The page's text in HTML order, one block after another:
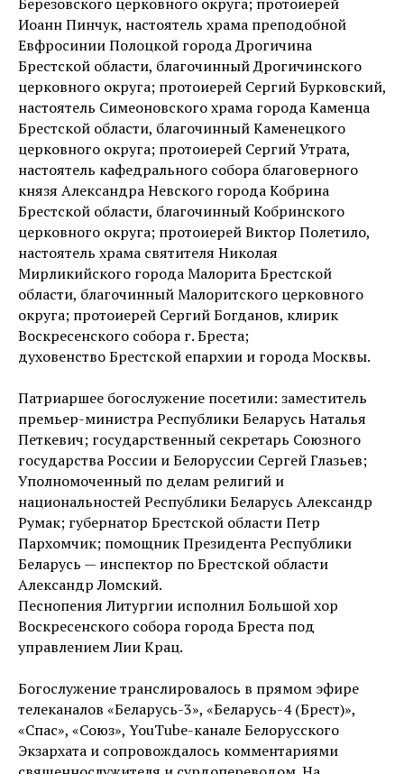
Иоанн Пинчук, настоятель храма преподобной
Евфросинии Полоцкой города Дрогичина
Брестской области, благочинный Дрогичинского
церковного округа; протоиерей Сергий Бурковский,
настоятель Симеоновского храма города Каменца
Брестской области, благочинный Каменецкого
церковного округа; протоиерей Сергий Утрата,
настоятель кафедрального собора благоверного
князя Александра Невского города Кобрина
Брестской области, благочинный Кобринского
церковного округа; протоиерей Виктор Полетило,
настоятель храма святителя Николая
Мирликийского города Малорита Брестской
области, благочинный Малоритского церковного
округа; протоиерей Сергий Богданов, клирик
Воскресенского собора г. Бреста;
духовенство Брестской епархии и города Москвы.
Патриаршее богослужение посетили: заместитель
премьер-министра Республики Беларусь Наталья
Петкевич; государственный секретарь Союзного
государства России и Белоруссии Сергей Глазьев;
Уполномоченный по делам религий и
национальностей Республики Беларусь Александр
Румак; губернатор Брестской области Петр
Пархомчик; помощник Президента Республики
Беларусь — инспектор по Брестской области
Александр Ломский.
Песнопения Литургии исполнил Большой хор
Воскресенского собора города Бреста под
управлением Лии Крац.
Богослужение транслировалось в прямом эфире
телеканалов «Беларусь-3», «Беларусь-4 (Брест)»,
«Спас», «Союз», YouTube-канале Белорусского
Экзархата и сопровождалось комментариями